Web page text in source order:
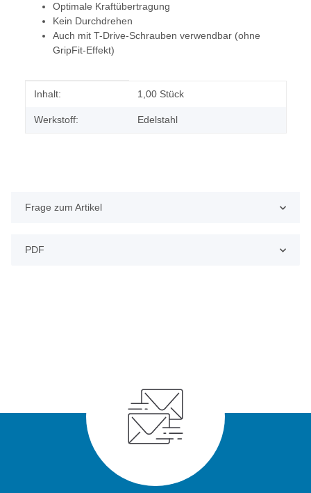
Optimale Kraftübertragung
Kein Durchdrehen
Auch mit T-Drive-Schrauben verwendbar (ohne
GripFit-Effekt)
Produkteigenschaft
Wert
Inhalt: 1,00 Stück
Werkstoff: Edelstahl
Frage zum Artikel
PDF